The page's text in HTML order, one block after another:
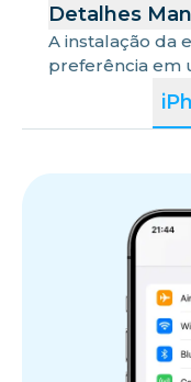
Detalhes
A instalação da
preferência em